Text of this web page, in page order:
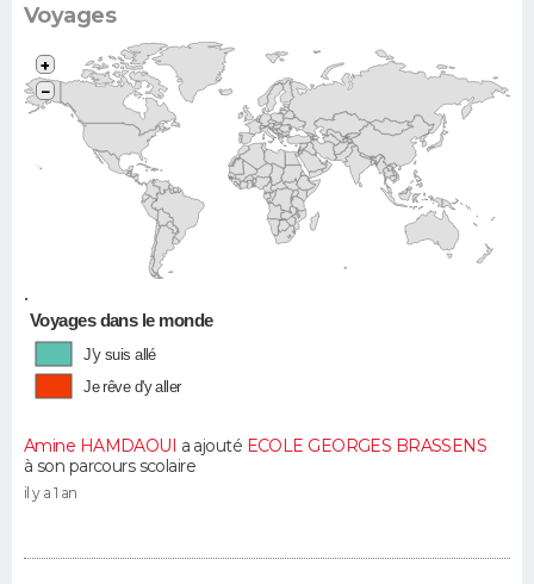
Voyages
•
+
−
Voyages dans le monde
J'y suis allé
Je rêve d'y aller
Amine HAMDAOUI a ajouté ECOLE GEORGES BRASSENS
à son parcours scolaire
il y a 1 an